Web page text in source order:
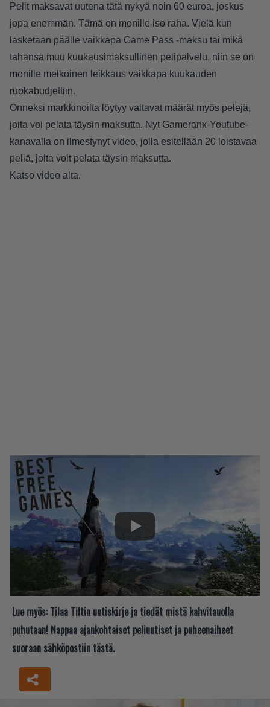
Pelit maksavat uutena tätä nykyä noin 60 euroa, joskus
jopa enemmän. Tämä on monille iso raha. Vielä kun
lasketaan päälle vaikkapa Game Pass -maksu tai mikä
tahansa muu kuukausimaksullinen pelipalvelu, niin se on
monille melkoinen leikkaus vaikkapa kuukauden
ruokabudjettiin.
Onneksi markkinoilta löytyy valtavat määrät myös pelejä,
joita voi pelata täysin maksutta. Nyt Gameranx-Youtube-
kanavalla on ilmestynyt video, jolla esitellään 20 loistavaa
peliä, joita voit pelata täysin maksutta.
Katso video alta.
Lue myös: Tilaa Tiltin uutiskirje ja tiedät mistä kahvitauolla
puhutaan! Nappaa ajankohtaiset peliuutiset ja puheenaiheet
suoraan sähköpostiin tästä.